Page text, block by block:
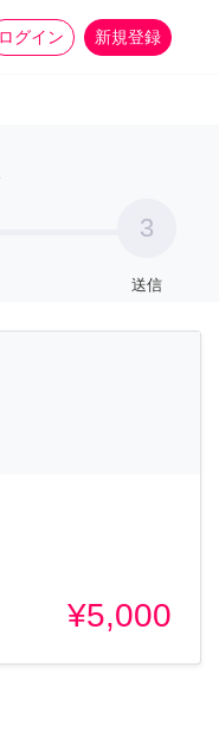
ログイン 新規登録
家事 more_horiz
3
送信
¥5,000